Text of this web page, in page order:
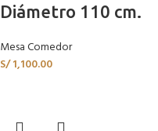
Diámetro 110 cm.
Mesa Comedor
S/1,100.00